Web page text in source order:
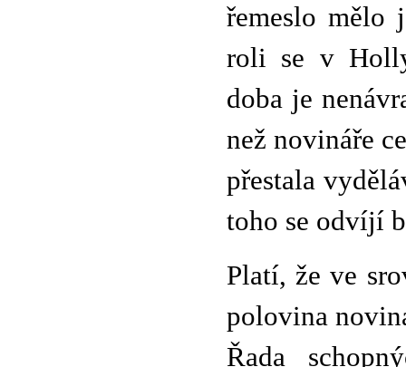
řemeslo mělo
roli se v
doba je
než novináře
přestala
toho se odvíjí
Platí, že ve
polovina
Řada